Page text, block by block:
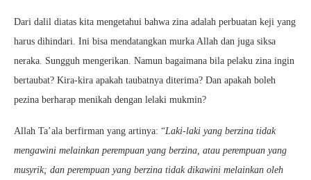
Dari dalil diatas kita mengetahui bahwa zina adalah perbuatan keji yang
harus dihindari. Ini bisa mendatangkan murka Allah dan juga siksa
neraka. Sungguh mengerikan. Namun bagaimana bila pelaku zina ingin
bertaubat? Kira-kira apakah taubatnya diterima? Dan apakah boleh
pezina berharap menikah dengan lelaki mukmin?
Allah Ta’ala berfirman yang artinya: “Laki-laki yang berzina tidak
mengawini melainkan perempuan yang berzina, atau perempuan yang
musyrik; dan perempuan yang berzina tidak dikawini melainkan oleh